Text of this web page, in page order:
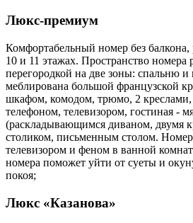
Люкс-премиум
Комфортабельный номер без балкона,
10 и 11 этажах. Пространство номера
перегородкой на две зоны: спальню и
меблирована большой французской
шкафом, комодом, трюмо, 2
телефоном, телевизором, гостиная -
(раскладывающимся диваном, двумя
столиком, письменным столом.
телевизором и феном в ванной
номера поможет уйти от суеты и
покоя;
Люкс «Казанова»